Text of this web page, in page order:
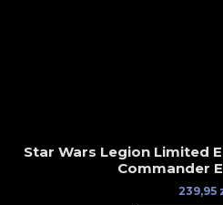
Star Wars Legion Limited
Commander
239,95